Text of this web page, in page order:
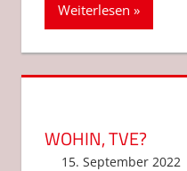
Weiterlesen
WOHIN, TVE?
15. September 2022